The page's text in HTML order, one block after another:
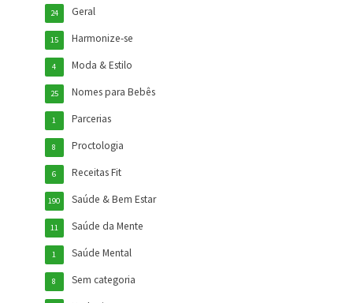
Geral
24
Harmonize-se
15
Moda & Estilo
4
Nomes para Bebês
25
Parcerias
1
Proctologia
8
Receitas Fit
6
Saúde & Bem Estar
190
Saúde da Mente
11
Saúde Mental
1
Sem categoria
8